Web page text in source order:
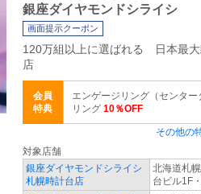
銀座ダイヤモンドシライシ
画面提示クーポン
120万組以上に選ばれる 日本最
店
会員
特典
エンゲージリング（センタ
リング 10％OFF
その他の
対象店舗
銀座ダイヤモンドシライシ
札幌時計台店
北海道札
台ビル1F